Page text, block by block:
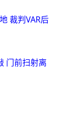
裁判VAR后
门前扫射离